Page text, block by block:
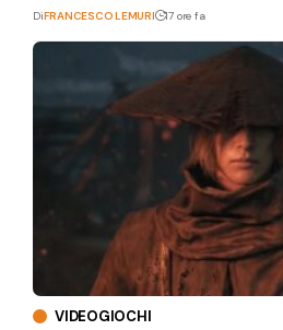
DiFRANCESCO LEMURI 17 ore fa
VIDEOGIOCHI